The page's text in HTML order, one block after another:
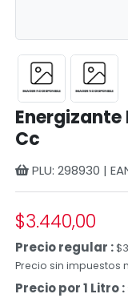
Energizante
Cc
PLU: 298930 |
$3.440,00
Precio regular :
Precio sin impuestos
Precio por 1 Litro :